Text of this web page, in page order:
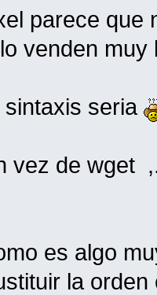
parece que
venden muy
sintaxis seria
vez de wget
es algo
la orden